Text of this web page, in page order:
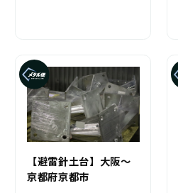
【避雷針土台】大阪～
京都府京都市